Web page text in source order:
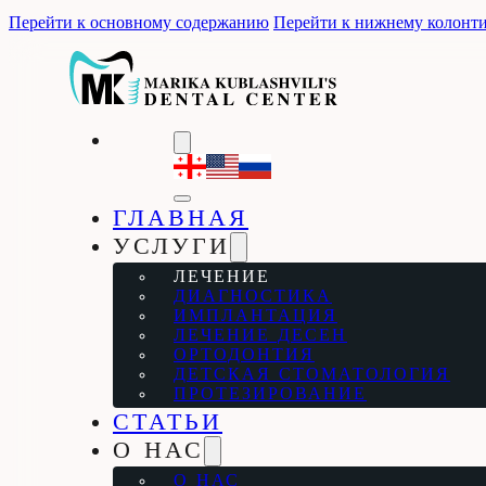
Перейти к основному содержаниюПерейти к нижнему
ГЛАВНАЯ
УСЛУГИ
ЛЕЧЕНИЕ
ДИАГНОСТИКА
ИМПЛАНТАЦИЯ
ЛЕЧЕНИЕ ДЕСЕН
ОРТОДОНТИЯ
ДЕТСКАЯ СТОМАТОЛОГИЯ
ПРОТЕЗИРОВАНИЕ
СТАТЬИ
О НАС
О НАС